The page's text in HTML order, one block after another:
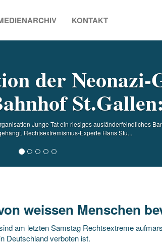
KONTAKT
der Neonazi-
Junge Tat ein riesiges ausländerfeindliches
Rechtsextremismus-Experte Hans Stu...
weissen Menschen
am letzten Samstag Rechtsextreme
Deutschland verboten ist.